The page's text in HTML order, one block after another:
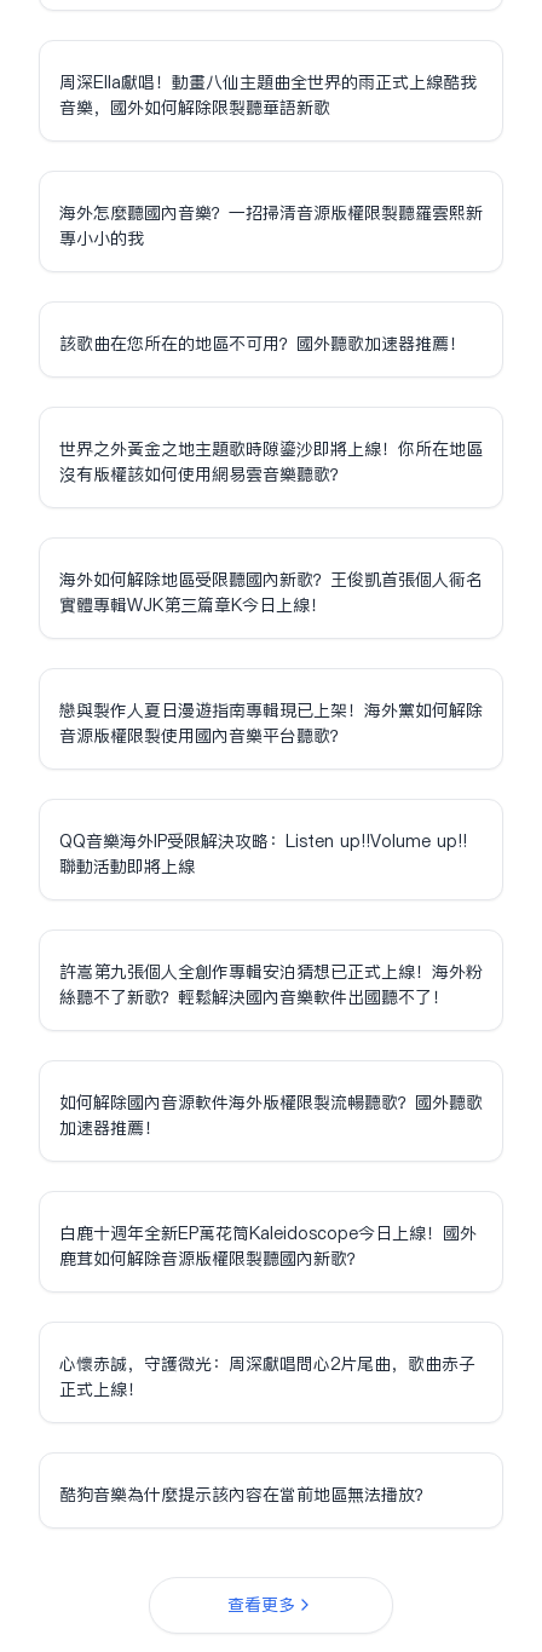
周深Ella獻唱！動畫八仙主題曲全世界的雨正式上線酷我
音樂，國外如何解除限制聽華語新歌
海外怎麼聽國內音樂？一招掃清音源版權限制聽羅雲熙新
專小小的我
該歌曲在您所在的地區不可用？國外聽歌加速器推薦！
世界之外黃金之地主題歌時隙鎏沙即將上線！你所在地區
沒有版權該如何使用網易雲音樂聽歌？
海外如何解除地區受限聽國內新歌？王俊凱首張個人同名
實體專輯WJK第三篇章K今日上線！
戀與製作人夏日漫遊指南專輯現已上架！海外黨如何解除
音源版權限制使用國內音樂平台聽歌？
QQ音樂海外IP受限解決攻略：Listen up!!Volume up!!
聯動活動即將上線
許嵩第九張個人全創作專輯安泊猜想已正式上線！海外粉
絲聽不了新歌？輕鬆解決國內音樂軟件出國聽不了！
如何解除國內音源軟件海外版權限制流暢聽歌？國外聽歌
加速器推薦！
白鹿十週年全新EP萬花筒Kaleidoscope今日上線！國外
鹿茸如何解除音源版權限制聽國內新歌？
心懷赤誠，守護微光：周深獻唱問心2片尾曲，歌曲赤子
正式上線！
酷狗音樂為什麼提示該內容在當前地區無法播放？
查看更多